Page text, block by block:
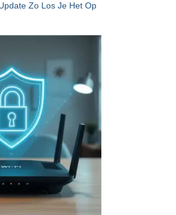
Zo Los Je Het Op